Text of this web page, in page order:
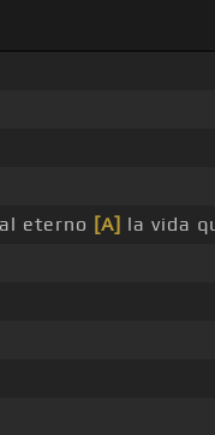
eterno [A] la vida